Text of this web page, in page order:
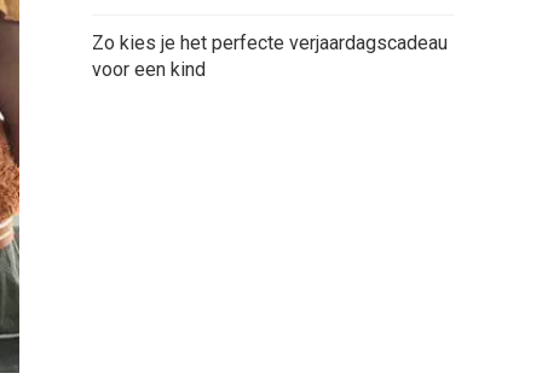
Zo kies je het perfecte verjaardagscadeau
voor een kind